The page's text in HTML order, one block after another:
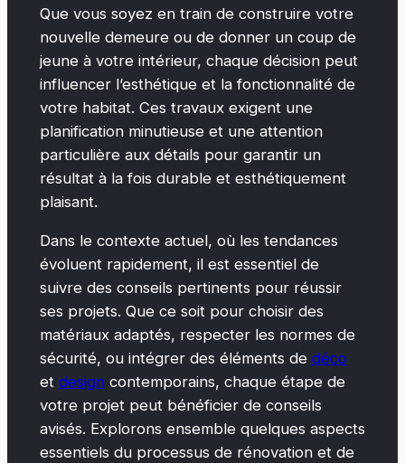
Que vous soyez en train de construire votre
nouvelle demeure ou de donner un coup de
jeune à votre intérieur, chaque décision peut
influencer l’esthétique et la fonctionnalité de
votre habitat. Ces travaux exigent une
planification minutieuse et une attention
particulière aux détails pour garantir un
résultat à la fois durable et esthétiquement
plaisant.
Dans le contexte actuel, où les tendances
évoluent rapidement, il est essentiel de
suivre des conseils pertinents pour réussir
ses projets. Que ce soit pour choisir des
matériaux adaptés, respecter les normes de
sécurité, ou intégrer des éléments de déco
et designcontemporains, chaque étape de
votre projet peut bénéficier de conseils
avisés. Explorons ensemble quelques aspects
essentiels du processus de rénovation et de